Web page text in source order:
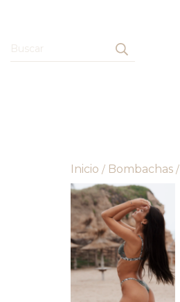
Inicio / Bombachas /